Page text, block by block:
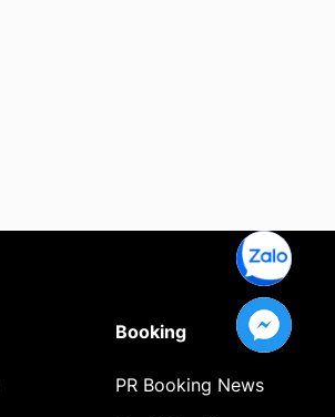
Booking
PR Booking News